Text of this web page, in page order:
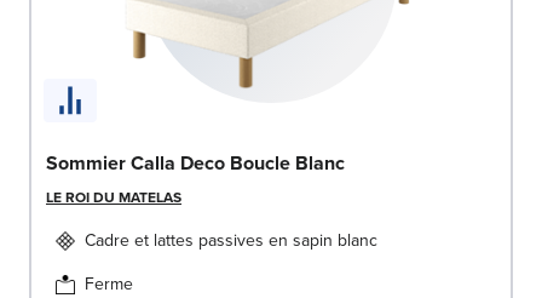
Sommier Calla Deco Boucle Blanc
LE ROI DU MATELAS
Cadre et lattes passives en sapin blanc
Ferme